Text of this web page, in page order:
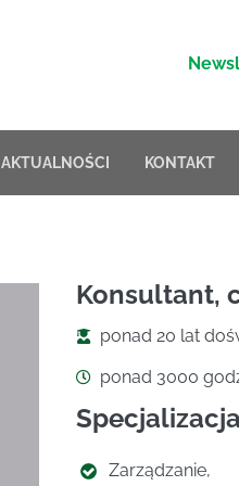
AKTUALNOŚCI KONTAKT
Konsultant,
ponad 20 lat
ponad 3000
Specjalizacja
Zarządzanie,